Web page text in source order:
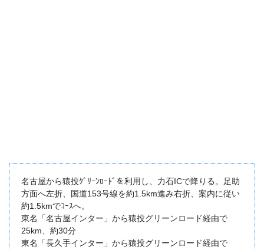
名古屋から猿投ｸﾞﾘｰﾝﾛｰﾄﾞを利用し、力石ICで降りる。足助
方面へ左折、国道153号線を約1.5km進み右折、案内に従い
約1.5kmでｺｰｽへ。
東名「名古屋インター」から猿投グリーンロード経由で
25km、約30分
東名「長久手インター」から猿投グリーンロード経由で